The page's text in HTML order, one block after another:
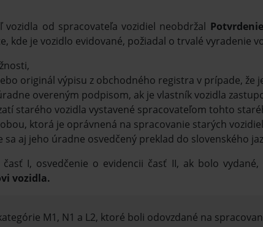
vozidla od spracovateľa vozidiel neobdržal
kde je vozidlo evidované, požiadal o trvalé vyradenie
originál výpisu z obchodného registra v prípade, že
overeným podpisom, ak je vlastník vozidla
starého vozidla vystavené spracovateľom tohto
ktorá je oprávnená na spracovanie starých
sa aj jeho úradne osvedčený preklad do slovenského
časť I, osvedčenie o evidencii časť II, ak bolo
vozidla.
M1, N1 a L2, ktoré boli odovzdané na